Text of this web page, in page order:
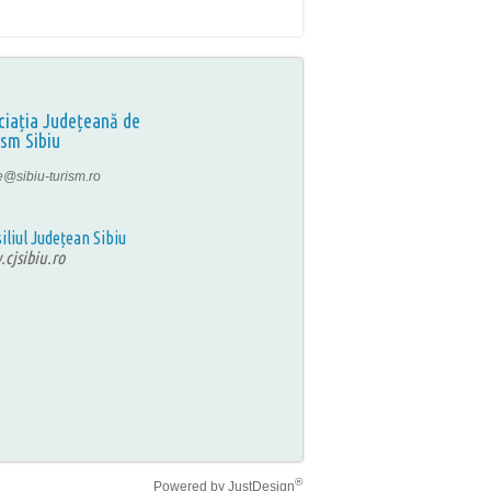
Județeană de
Sibiu
turism.ro
Județean Sibiu
Powered by JustDesign®